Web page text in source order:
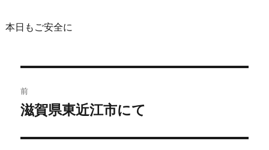
本日もご安全に
前
滋賀県東近江市にて